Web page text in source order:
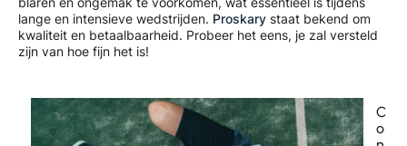
lange en intensieve wedstrijden. Proskary staat bekend om
kwaliteit en betaalbaarheid. Probeer het eens, je zal versteld
zijn van hoe fijn het is!
C
o